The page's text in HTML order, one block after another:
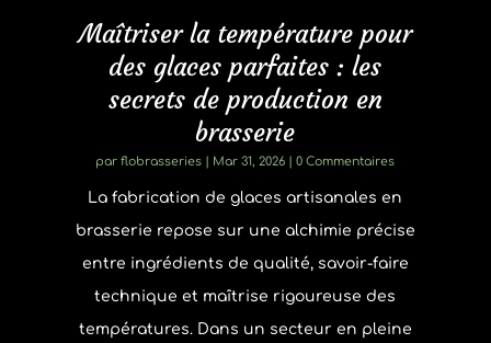
Maîtriser la température pour
des glaces parfaites : les
secrets de production en
brasserie
parflobrasseries Mar 31, 2026 | 0 Commentaires
La fabrication de glaces artisanales en
brasserie repose sur une alchimie précise
entre ingrédients de qualité, savoir-faire
technique et maîtrise rigoureuse des
températures. Dans un secteur en pleine